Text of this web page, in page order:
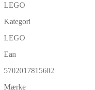
LEGO
Kategori
LEGO
Ean
5702017815602
Mærke